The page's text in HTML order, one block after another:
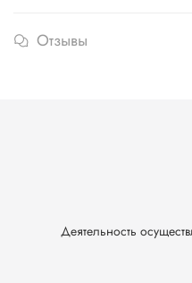
Отзывы
Деятельность